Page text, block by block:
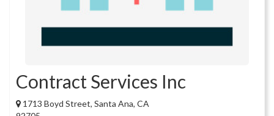
Contract Services Inc
1713 Boyd Street, Santa Ana, CA